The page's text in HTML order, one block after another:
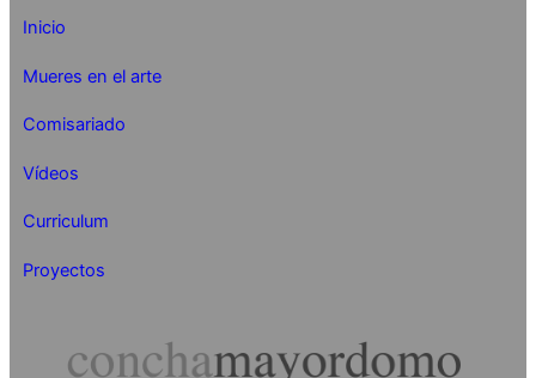
Inicio
Mueres en el arte
Comisariado
Vídeos
Curriculum
Proyectos